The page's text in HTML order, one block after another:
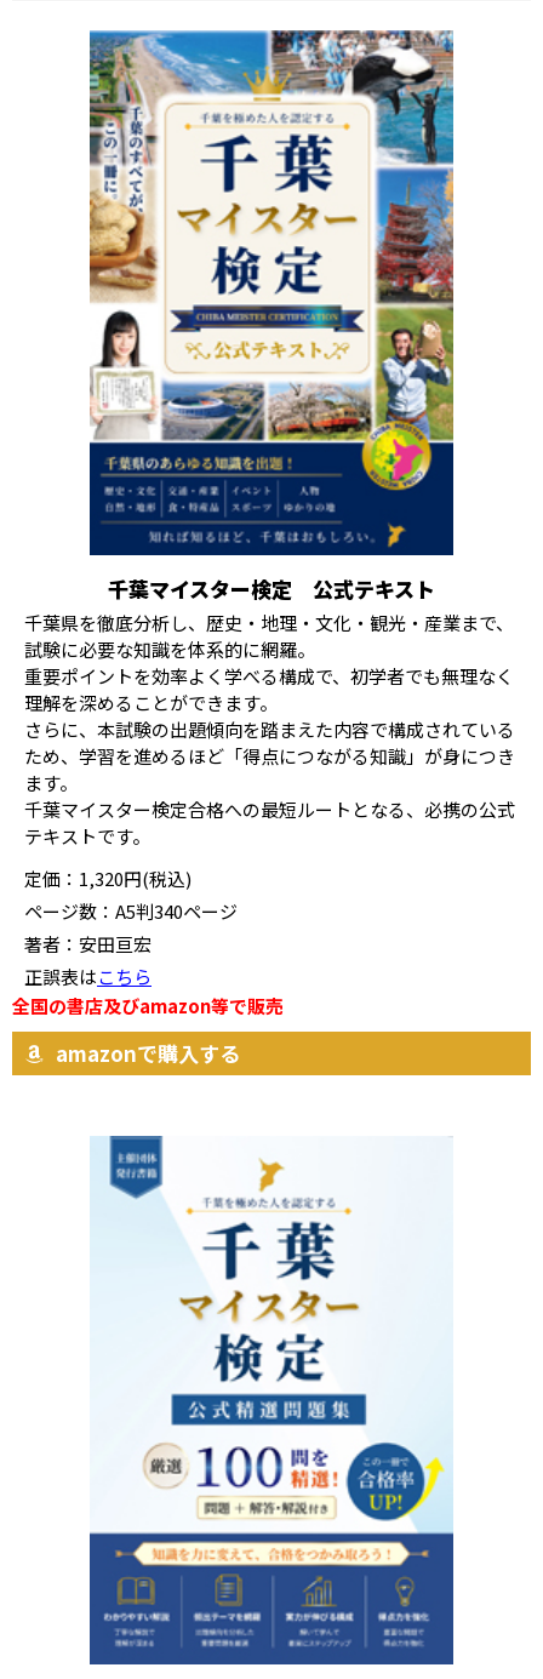
千葉マイスター検定 公式テキスト
千葉県を徹底分析し、歴史・地理・文化・観光・産業まで、
試験に必要な知識を体系的に網羅。
重要ポイントを効率よく学べる構成で、初学者でも無理なく
理解を深めることができます。
さらに、本試験の出題傾向を踏まえた内容で構成されている
ため、学習を進めるほど「得点につながる知識」が身につき
ます。
千葉マイスター検定合格への最短ルートとなる、必携の公式
テキストです。
定価：1,320円(税込)
ページ数：A5判340ページ
著者：安田亘宏
正誤表はこちら
全国の書店及びamazon等で販売
amazonで購入する